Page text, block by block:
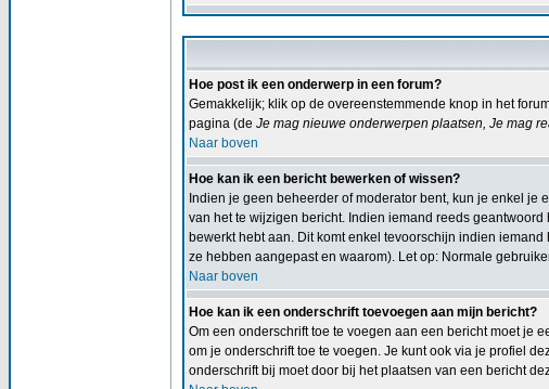
Hoe post ik een onderwerp in een forum?
Gemakkelijk; klik op de overeenstemmende knop in het
pagina (de Je mag nieuwe onderwerpen plaatsen, Je mag
Naar boven
Hoe kan ik een bericht bewerken of wissen?
Indien je geen beheerder of moderator bent, kun je enkel
van het te wijzigen bericht. Indien iemand reeds
bewerkt hebt aan. Dit komt enkel tevoorschijn indien
ze hebben aangepast en waarom). Let op: Normale
Naar boven
Hoe kan ik een onderschrift toevoegen aan mijn bericht?
Om een onderschrift toe te voegen aan een bericht moet je
om je onderschrift toe te voegen. Je kunt ook via je profiel
onderschrift bij moet door bij het plaatsen van een bericht